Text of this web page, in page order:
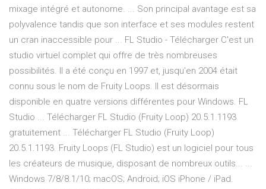
mixage intégré et autonome. ... Son principal avantage est sa
polyvalence tandis que son interface et ses modules restent
un cran inaccessible pour ... FL Studio - Télécharger C'est un
studio virtuel complet qui offre de très nombreuses
possibilités. Il a été conçu en 1997 et, jusqu'en 2004 était
connu sous le nom de Fruity Loops. Il est désormais
disponible en quatre versions différentes pour Windows. FL
Studio ... Télécharger FL Studio (Fruity Loop) 20.5.1.1193
gratuitement ... Télécharger FL Studio (Fruity Loop)
20.5.1.1193. Fruity Loops (FL Studio) est un logiciel pour tous
les créateurs de musique, disposant de nombreux outils... ...
Windows 7/8/8.1/10; macOS; Android; iOS iPhone / iPad.